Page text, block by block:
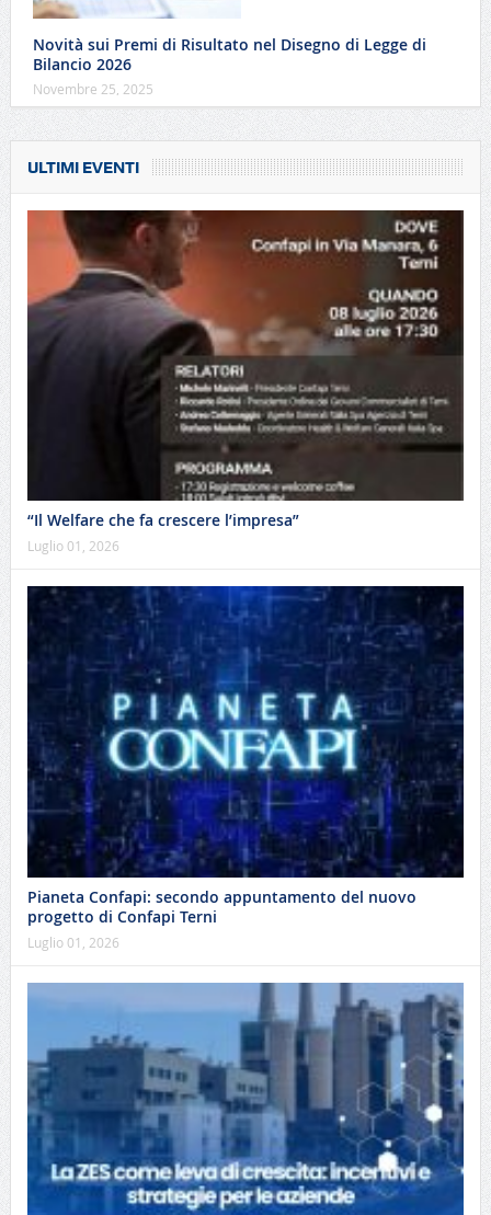
Novità sui Premi di Risultato nel Disegno di Legge di
Bilancio 2026
Novembre 25, 2025
ULTIMI EVENTI
“Il Welfare che fa crescere l’impresa”
Luglio 01, 2026
Pianeta Confapi: secondo appuntamento del nuovo
progetto di Confapi Terni
Luglio 01, 2026